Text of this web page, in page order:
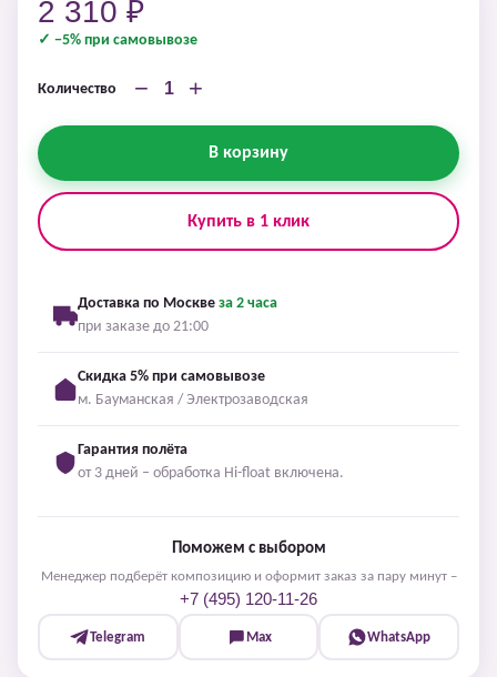
2 310 ₽
✓ −5% при самовывозе
Количество − +
В корзину
Купить в 1 клик
Доставка по Москве за 2 часа
при заказе до 21:00
Скидка 5% при самовывозе
м. Бауманская / Электрозаводская
Гарантия полёта
от 3 дней – обработка Hi-float включена.
Поможем с выбором
Менеджер подберёт композицию и оформит заказ за пару минут –
+7 (495) 120-11-26
Telegram Max WhatsApp